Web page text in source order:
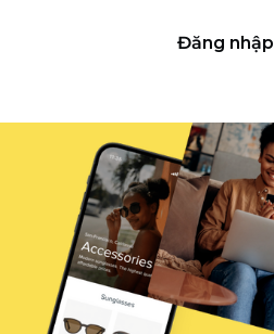
Đăng nhập